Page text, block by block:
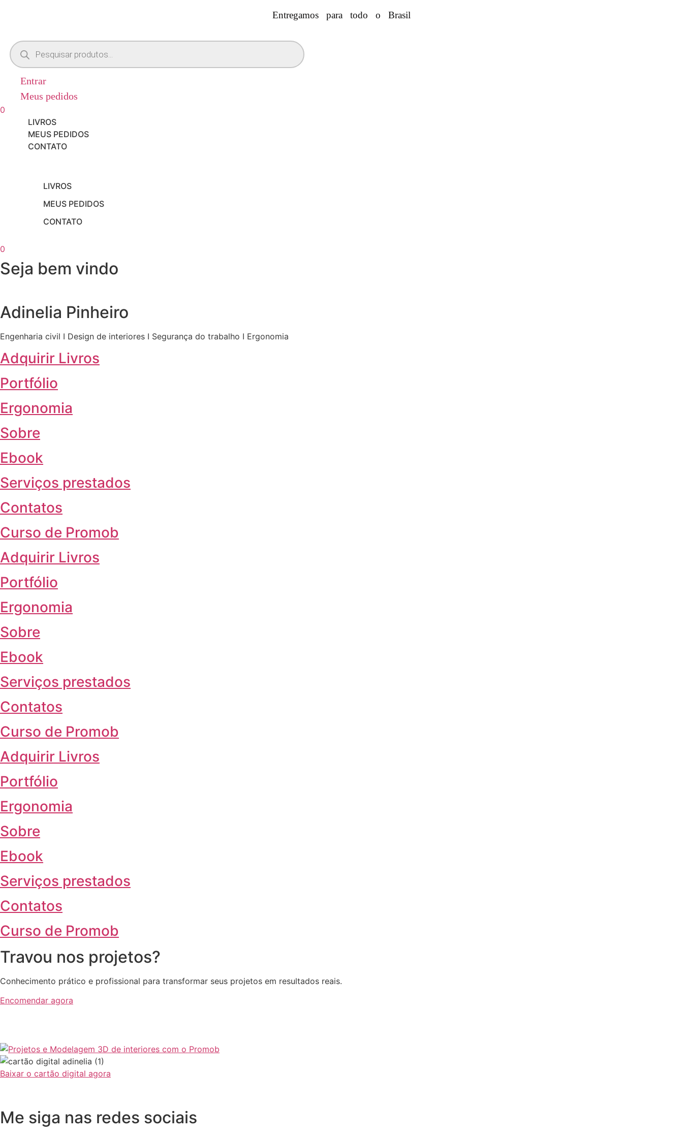
Entregamos para todo o Brasil
Pesquisar
produtos
Entrar
Meus pedidos
0
LIVROS
MEUS PEDIDOS
CONTATO
LIVROS
MEUS PEDIDOS
CONTATO
0
Seja bem vindo
Adinelia Pinheiro
Engenharia civil I Design de interiores I Segurança do trabalho I Ergonomia
Adquirir Livros
Portfólio
Ergonomia
Sobre
Ebook
Serviços prestados
Contatos
Curso de Promob
Adquirir Livros
Portfólio
Ergonomia
Sobre
Ebook
Serviços prestados
Contatos
Curso de Promob
Adquirir Livros
Portfólio
Ergonomia
Sobre
Ebook
Serviços prestados
Contatos
Curso de Promob
Travou nos projetos?
Conhecimento prático e profissional para transformar seus projetos em resultados reais.
Encomendar agora
Baixar o cartão digital agora
Me siga nas redes sociais